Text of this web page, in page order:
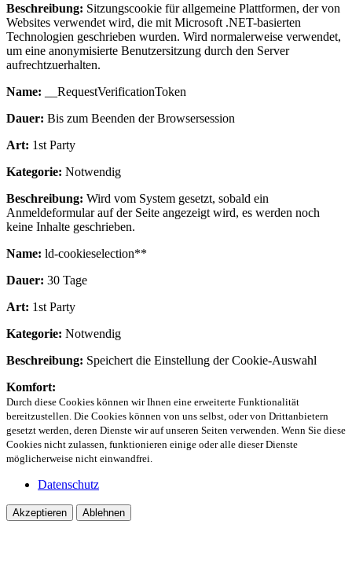
Beschreibung: Sitzungscookie für allgemeine Plattformen, der von
Websites verwendet wird, die mit Microsoft .NET-basierten
Technologien geschrieben wurden. Wird normalerweise verwendet,
um eine anonymisierte Benutzersitzung durch den Server
aufrechtzuerhalten.
Name: __RequestVerificationToken
Dauer: Bis zum Beenden der Browsersession
Art: 1st Party
Kategorie: Notwendig
Beschreibung: Wird vom System gesetzt, sobald ein
Anmeldeformular auf der Seite angezeigt wird, es werden noch
keine Inhalte geschrieben.
Name: ld-cookieselection**
Dauer: 30 Tage
Art: 1st Party
Kategorie: Notwendig
Beschreibung: Speichert die Einstellung der Cookie-Auswahl
Komfort:
Durch diese Cookies können wir Ihnen eine erweiterte Funktionalität
bereitzustellen. Die Cookies können von uns selbst, oder von Drittanbietern
gesetzt werden, deren Dienste wir auf unseren Seiten verwenden. Wenn Sie diese
Cookies nicht zulassen, funktionieren einige oder alle dieser Dienste
möglicherweise nicht einwandfrei.
Datenschutz
Akzeptieren Ablehnen